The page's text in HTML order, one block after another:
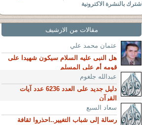
اشترك بالنشرة الاكترونية
مقالات من الارشيف
عثمان محمد علي
هل النبى عليه السلام سيكون شهيدا على
قومه أم على المسلم
عبدالله جلغوم
دليل جديد على العدد 6236 عدد آيات
القرآن
سعاد السبع
رسالة إلى شباب التغيير..احذروا ثقافة